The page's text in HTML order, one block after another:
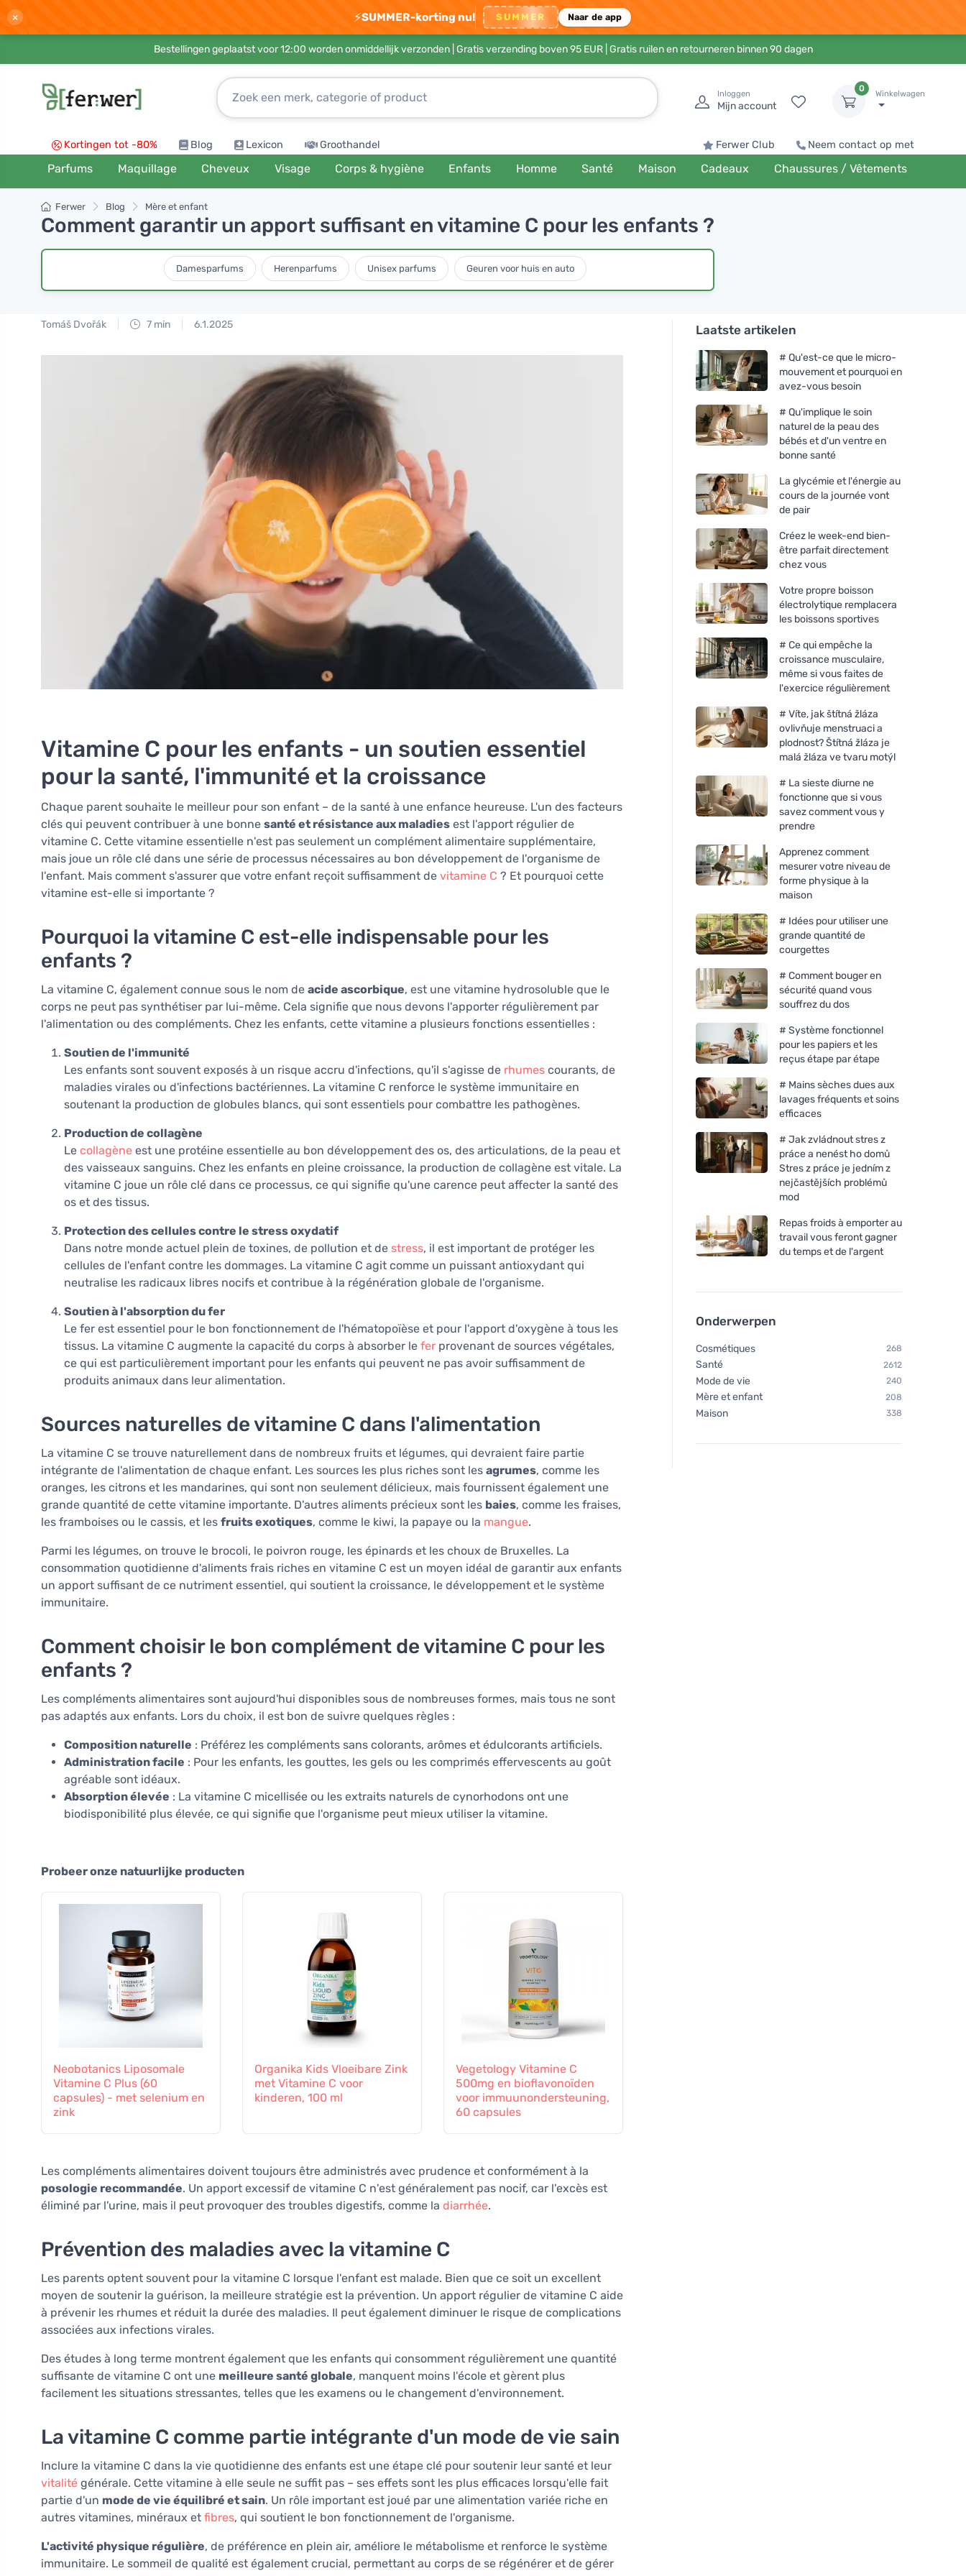
× ⚡SUMMER-korting nu! SUMMER Naar de app
Bestellingen geplaatst voor 12:00 worden onmiddellijk verzonden | Gratis verzending boven 95 EUR| Gratis ruilen en retourneren binnen 90 dagen
Inloggen
Mijn account
0
Winkelwagen
Kortingen tot -80% Blog Lexicon Groothandel Ferwer Club Neem contact op met
Parfums Maquillage Cheveux Visage Corps & hygiène Enfants Homme Santé Maison Cadeaux Chaussures / Vêtements
Ferwer Blog Mère et enfant
Comment garantir un apport suffisant en vitamine C pour les enfants ?
Damesparfums Herenparfums Unisex parfums Geuren voor huis en auto
Tomáš Dvořák 7 min 6.1.2025
Vitamine C pour les enfants - un soutien essentiel
pour la santé, l'immunité et la croissance
Chaque parent souhaite le meilleur pour son enfant – de la santé à une enfance heureuse. L'un des facteurs
clés qui peuvent contribuer à une bonne santé et résistance aux maladies est l'apport régulier de
vitamine C. Cette vitamine essentielle n'est pas seulement un complément alimentaire supplémentaire,
mais joue un rôle clé dans une série de processus nécessaires au bon développement de l'organisme de
l'enfant. Mais comment s'assurer que votre enfant reçoit suffisamment de vitamine C ? Et pourquoi cette
vitamine est-elle si importante ?
Pourquoi la vitamine C est-elle indispensable pour les
enfants ?
La vitamine C, également connue sous le nom de acide ascorbique, est une vitamine hydrosoluble que le
corps ne peut pas synthétiser par lui-même. Cela signifie que nous devons l'apporter régulièrement par
l'alimentation ou des compléments. Chez les enfants, cette vitamine a plusieurs fonctions essentielles :
Soutien de l'immunité
Les enfants sont souvent exposés à un risque accru d'infections, qu'il s'agisse de rhumes courants, de
maladies virales ou d'infections bactériennes. La vitamine C renforce le système immunitaire en
soutenant la production de globules blancs, qui sont essentiels pour combattre les pathogènes.
Production de collagène
Le collagène est une protéine essentielle au bon développement des os, des articulations, de la peau et
des vaisseaux sanguins. Chez les enfants en pleine croissance, la production de collagène est vitale. La
vitamine C joue un rôle clé dans ce processus, ce qui signifie qu'une carence peut affecter la santé des
os et des tissus.
Protection des cellules contre le stress oxydatif
Dans notre monde actuel plein de toxines, de pollution et de stress, il est important de protéger les
cellules de l'enfant contre les dommages. La vitamine C agit comme un puissant antioxydant qui
neutralise les radicaux libres nocifs et contribue à la régénération globale de l'organisme.
Soutien à l'absorption du fer
Le fer est essentiel pour le bon fonctionnement de l'hématopoïèse et pour l'apport d'oxygène à tous les
tissus. La vitamine C augmente la capacité du corps à absorber le fer provenant de sources végétales,
ce qui est particulièrement important pour les enfants qui peuvent ne pas avoir suffisamment de
produits animaux dans leur alimentation.
Sources naturelles de vitamine C dans l'alimentation
La vitamine C se trouve naturellement dans de nombreux fruits et légumes, qui devraient faire partie
intégrante de l'alimentation de chaque enfant. Les sources les plus riches sont les agrumes, comme les
oranges, les citrons et les mandarines, qui sont non seulement délicieux, mais fournissent également une
grande quantité de cette vitamine importante. D'autres aliments précieux sont les baies, comme les fraises,
les framboises ou le cassis, et les fruits exotiques, comme le kiwi, la papaye ou la mangue.
Parmi les légumes, on trouve le brocoli, le poivron rouge, les épinards et les choux de Bruxelles. La
consommation quotidienne d'aliments frais riches en vitamine C est un moyen idéal de garantir aux enfants
un apport suffisant de ce nutriment essentiel, qui soutient la croissance, le développement et le système
immunitaire.
Comment choisir le bon complément de vitamine C pour les
enfants ?
Les compléments alimentaires sont aujourd'hui disponibles sous de nombreuses formes, mais tous ne sont
pas adaptés aux enfants. Lors du choix, il est bon de suivre quelques règles :
Composition naturelle : Préférez les compléments sans colorants, arômes et édulcorants artificiels.
Administration facile : Pour les enfants, les gouttes, les gels ou les comprimés effervescents au goût
agréable sont idéaux.
Absorption élevée : La vitamine C micellisée ou les extraits naturels de cynorhodons ont une
biodisponibilité plus élevée, ce qui signifie que l'organisme peut mieux utiliser la vitamine.
Probeer onze natuurlijke producten
Neobotanics Liposomale
Vitamine C Plus (60
capsules) - met selenium en
zink
Organika Kids Vloeibare Zink
met Vitamine C voor
kinderen, 100 ml
Vegetology Vitamine C
500mg en bioflavonoïden
voor immuunondersteuning,
60 capsules
Les compléments alimentaires doivent toujours être administrés avec prudence et conformément à la
posologie recommandée. Un apport excessif de vitamine C n'est généralement pas nocif, car l'excès est
éliminé par l'urine, mais il peut provoquer des troubles digestifs, comme la diarrhée.
Prévention des maladies avec la vitamine C
Les parents optent souvent pour la vitamine C lorsque l'enfant est malade. Bien que ce soit un excellent
moyen de soutenir la guérison, la meilleure stratégie est la prévention. Un apport régulier de vitamine C aide
à prévenir les rhumes et réduit la durée des maladies. Il peut également diminuer le risque de complications
associées aux infections virales.
Des études à long terme montrent également que les enfants qui consomment régulièrement une quantité
suffisante de vitamine C ont une meilleure santé globale, manquent moins l'école et gèrent plus
facilement les situations stressantes, telles que les examens ou le changement d'environnement.
La vitamine C comme partie intégrante d'un mode de vie sain
Inclure la vitamine C dans la vie quotidienne des enfants est une étape clé pour soutenir leur santé et leur
vitalité générale. Cette vitamine à elle seule ne suffit pas – ses effets sont les plus efficaces lorsqu'elle fait
partie d'un mode de vie équilibré et sain. Un rôle important est joué par une alimentation variée riche en
autres vitamines, minéraux et fibres, qui soutient le bon fonctionnement de l'organisme.
L'activité physique régulière, de préférence en plein air, améliore le métabolisme et renforce le système
immunitaire. Le sommeil de qualité est également crucial, permettant au corps de se régénérer et de gérer
Laatste artikelen
# Qu'est-ce que le micro-
mouvement et pourquoi en
avez-vous besoin
# Qu'implique le soin
naturel de la peau des
bébés et d'un ventre en
bonne santé
La glycémie et l'énergie au
cours de la journée vont
de pair
Créez le week-end bien-
être parfait directement
chez vous
Votre propre boisson
électrolytique remplacera
les boissons sportives
# Ce qui empêche la
croissance musculaire,
même si vous faites de
l'exercice régulièrement
# Víte, jak štítná žláza
ovlivňuje menstruaci a
plodnost? Štítná žláza je
malá žláza ve tvaru motýl
# La sieste diurne ne
fonctionne que si vous
savez comment vous y
prendre
Apprenez comment
mesurer votre niveau de
forme physique à la
maison
# Idées pour utiliser une
grande quantité de
courgettes
# Comment bouger en
sécurité quand vous
souffrez du dos
# Système fonctionnel
pour les papiers et les
reçus étape par étape
# Mains sèches dues aux
lavages fréquents et soins
efficaces
# Jak zvládnout stres z
práce a nenést ho domů
Stres z práce je jedním z
nejčastějších problémů
mod
Repas froids à emporter au
travail vous feront gagner
du temps et de l'argent
Onderwerpen
Cosmétiques 268
Santé 2612
Mode de vie 240
Mère et enfant 208
Maison 338